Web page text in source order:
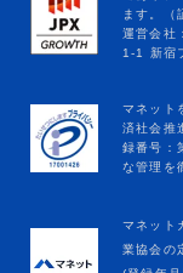
マネット
業協会の